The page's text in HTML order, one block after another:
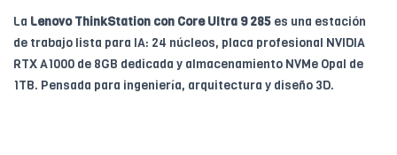
La Lenovo ThinkStation con Core Ultra 9 285 es una estación
de trabajo lista para IA: 24 núcleos, placa profesional NVIDIA
RTX A1000 de 8GB dedicada y almacenamiento NVMe Opal de
1TB. Pensada para ingeniería, arquitectura y diseño 3D.